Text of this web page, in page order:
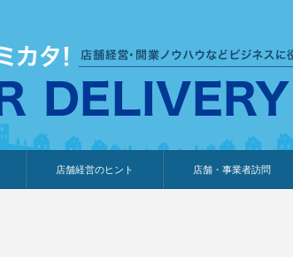
店舗経営のヒント 店舗・事業者訪問